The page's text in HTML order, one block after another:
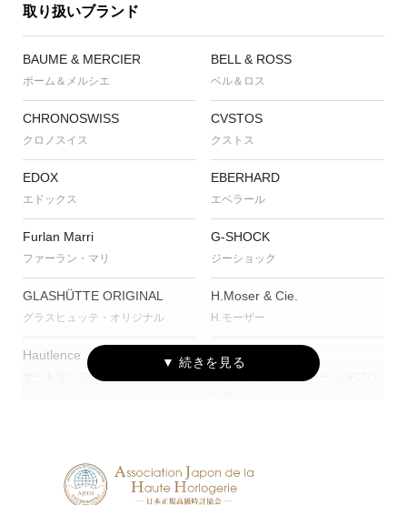
取り扱いブランド
BAUME & MERCIER
ボーム＆メルシエ
BELL & ROSS
ベル＆ロス
CHRONOSWISS
クロノスイス
CVSTOS
クストス
EDOX
エドックス
EBERHARD
エベラール
Furlan Marri
ファーラン・マリ
G-SHOCK
ジーショック
GLASHÜTTE ORIGINAL
グラスヒュッテ・オリジナル
H.Moser & Cie.
H.モーザー
Hautlence IWC
アイ・ダブリュー・シー シャフハ
NORQAIN OSSO ITALY